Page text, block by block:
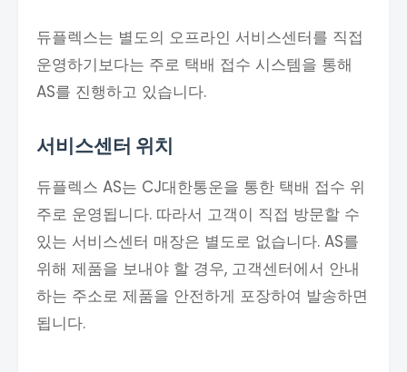
듀플렉스는 별도의 오프라인 서비스센터를 직접
운영하기보다는 주로 택배 접수 시스템을 통해
AS를 진행하고 있습니다.
서비스센터 위치
듀플렉스 AS는 CJ대한통운을 통한 택배 접수 위
주로 운영됩니다. 따라서 고객이 직접 방문할 수
있는 서비스센터 매장은 별도로 없습니다. AS를
위해 제품을 보내야 할 경우, 고객센터에서 안내
하는 주소로 제품을 안전하게 포장하여 발송하면
됩니다.